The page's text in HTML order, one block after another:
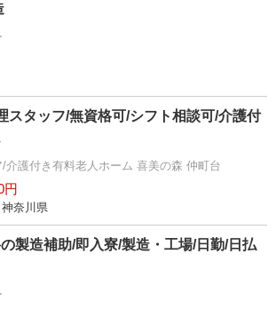
スタッフ/無資格可/シフト相談可/介護付
介護付き有料老人ホーム 喜美の森 仲町台
円
奈川県
の製造補助/即入寮/製造・工場/日勤/日払